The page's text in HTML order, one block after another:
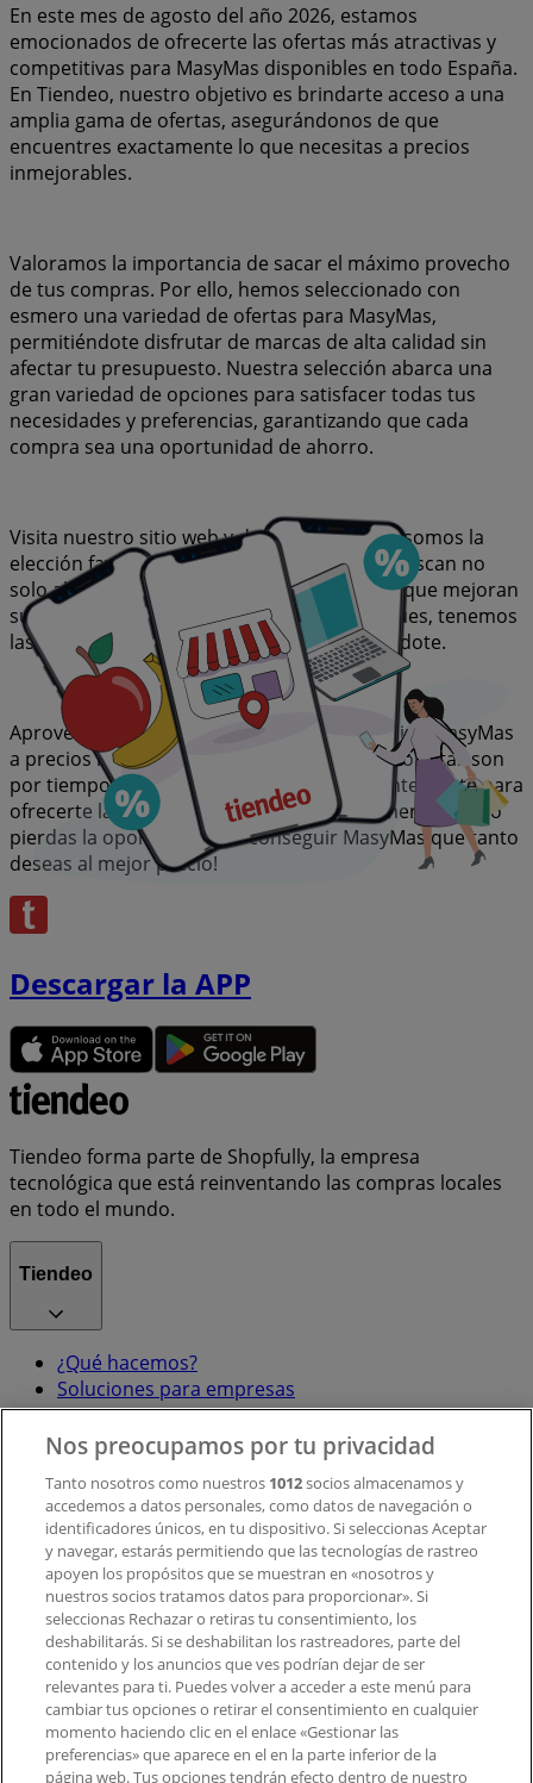
En este mes de agosto del año 2026, estamos
emocionados de ofrecerte las ofertas más atractivas y
competitivas para MasyMas disponibles en todo España.
En Tiendeo, nuestro objetivo es brindarte acceso a una
amplia gama de ofertas, asegurándonos de que
encuentres exactamente lo que necesitas a precios
inmejorables.
Valoramos la importancia de sacar el máximo provecho
de tus compras. Por ello, hemos seleccionado con
esmero una variedad de ofertas para MasyMas,
permitiéndote disfrutar de marcas de alta calidad sin
afectar tu presupuesto. Nuestra selección abarca una
gran variedad de opciones para satisfacer todas tus
necesidades y preferencias, garantizando que cada
compra sea una oportunidad de ahorro.
Visita nuestro sitio web y descubre por qué somos la
elección favorita de miles de usuarios que buscan no
solo ahorrar, sino también adquirir marcas que mejoran
su calidad de vida. Sea lo que sea que busques, tenemos
las mejores ofertas y promociones esperándote.
Aprovecha esta oportunidad única de adquirir MasyMas
a precios insuperables. Recuerda, nuestras ofertas son
por tiempo limitado y se actualizan constantemente para
ofrecerte las marcas más destacadas del mercado. ¡No
pierdas la oportunidad de conseguir MasyMas que tanto
deseas al mejor precio!
Descargar la APP
Tiendeo forma parte de Shopfully, la empresa
tecnológica que está reinventando las compras locales
en todo el mundo.
Tiendeo
¿Qué hacemos?
Soluciones para empresas
Noticias y prensa
Trabaja con nosotros
Contacto
Contacto comercial y de marketing
Tienda mal colocada en el mapa
Notificar un folleto
¿Encontraste un problema en la web o en la
aplicación?
Índices
Nos preocupamos por tu privacidad
Tanto nosotros como nuestros 1012socios almacenamos y
accedemos a datos personales, como datos de navegación o
identificadores únicos, en tu dispositivo. Si seleccionas Aceptar
y navegar, estarás permitiendo que las tecnologías de rastreo
apoyen los propósitos que se muestran en «nosotros y
nuestros socios tratamos datos para proporcionar». Si
seleccionas Rechazar o retiras tu consentimiento, los
deshabilitarás. Si se deshabilitan los rastreadores, parte del
contenido y los anuncios que ves podrían dejar de ser
relevantes para ti. Puedes volver a acceder a este menú para
cambiar tus opciones o retirar el consentimiento en cualquier
momento haciendo clic en el enlace «Gestionar las
preferencias» que aparece en el en la parte inferior de la
página web. Tus opciones tendrán efecto dentro de nuestro